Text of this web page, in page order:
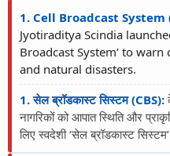
1. Cell Broadcast System
Jyotiraditya Scindia
Broadcast System’ to
and natural disasters.
1. सेल ब्रॉडकास्ट सिस्टम (CBS):
नागरिकों को आपात स्थिति और
लिए स्वदेशी ‘सेल ब्रॉडकास्ट